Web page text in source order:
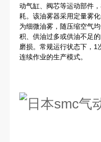
动气缸、阀芯等运动部件
耗。该油雾器采用定量雾
为细微油雾，随压缩空气
积、供油过多或供油不足
磨损。常规运行状态下，1
连续作业的生产模式。